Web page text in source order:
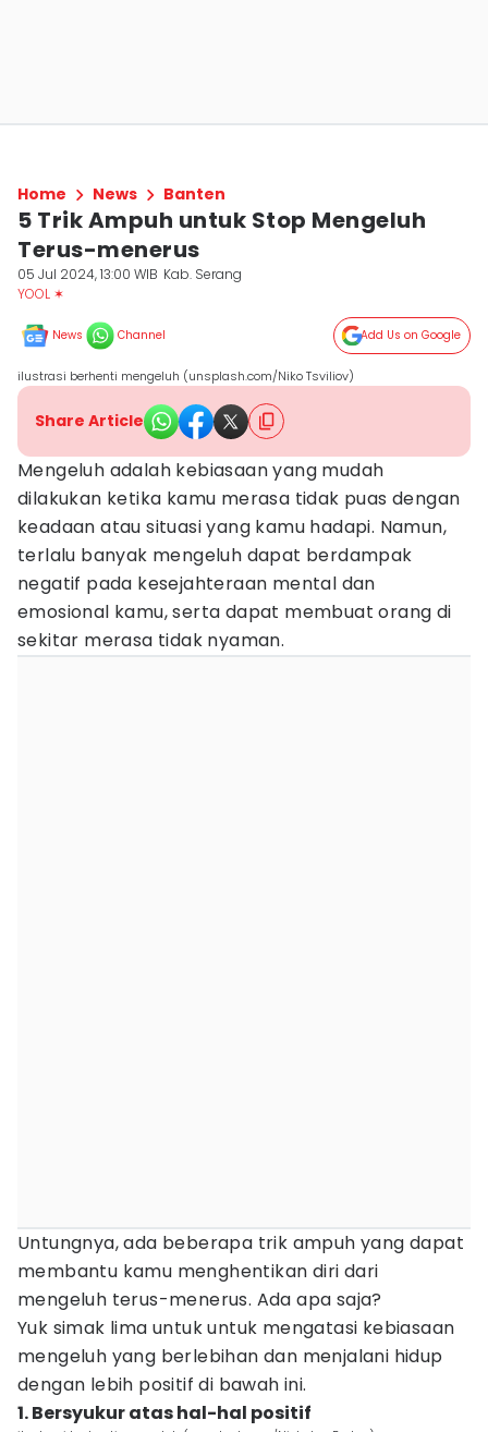
Home News Banten
5 Trik Ampuh untuk Stop Mengeluh
Terus-menerus
05 Jul 2024, 13:00 WIB Kab. Serang
YOOL ✶
News Channel Add Us on Google
ilustrasi berhenti mengeluh (unsplash.com/Niko Tsviliov)
Share Article
Mengeluh adalah kebiasaan yang mudah
dilakukan ketika kamu merasa tidak puas dengan
keadaan atau situasi yang kamu hadapi. Namun,
terlalu banyak mengeluh dapat berdampak
negatif pada kesejahteraan mental dan
emosional kamu, serta dapat membuat orang di
sekitar merasa tidak nyaman.
Untungnya, ada beberapa trik ampuh yang dapat
membantu kamu menghentikan diri dari
mengeluh terus-menerus. Ada apa saja?
Yuk simak lima untuk untuk mengatasi kebiasaan
mengeluh yang berlebihan dan menjalani hidup
dengan lebih positif di bawah ini.
1. Bersyukur atas hal-hal positif